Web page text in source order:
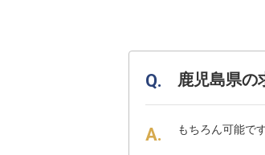
鹿児島県の
もちろん可能で